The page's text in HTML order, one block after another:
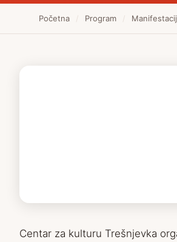
Početna / Program /
Centar za kulturu Trešnjevka